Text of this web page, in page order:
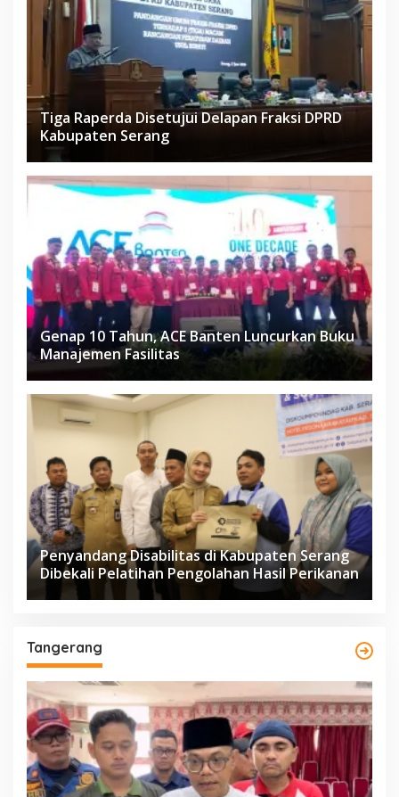
Tiga Raperda Disetujui Delapan Fraksi DPRD
Kabupaten Serang
Genap 10 Tahun, ACE Banten Luncurkan Buku
Manajemen Fasilitas
Penyandang Disabilitas di Kabupaten Serang
Dibekali Pelatihan Pengolahan Hasil Perikanan
Tangerang